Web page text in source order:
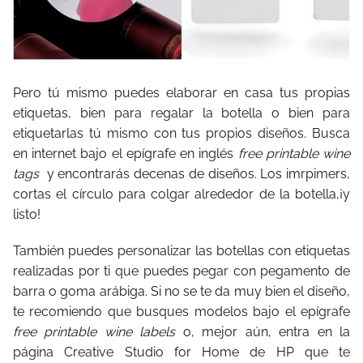
Pero tú mismo puedes elaborar en casa tus propias
etiquetas, bien para regalar la botella o bien para
etiquetarlas tú mismo con tus propios diseños. Busca
en internet bajo el epígrafe en inglés free printable wine
tagsy encontrarás decenas de diseños. Los imrpimers,
cortas el círculo para colgar alrededor de la botella,¡y
listo!
También puedes personalizar las botellas con etiquetas
realizadas por ti que puedes pegar con pegamento de
barra o goma arábiga. Si no se te da muy bien el diseño,
te recomiendo que busques modelos bajo el epígrafe
free printable wine labelso, mejor aún, entra en la
página Creative Studio for Home de HP que te